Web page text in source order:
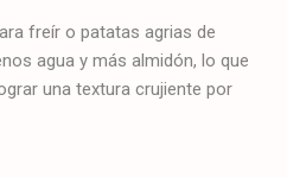
freír o patatas agrias de
agua y más almidón, lo que
una textura crujiente por